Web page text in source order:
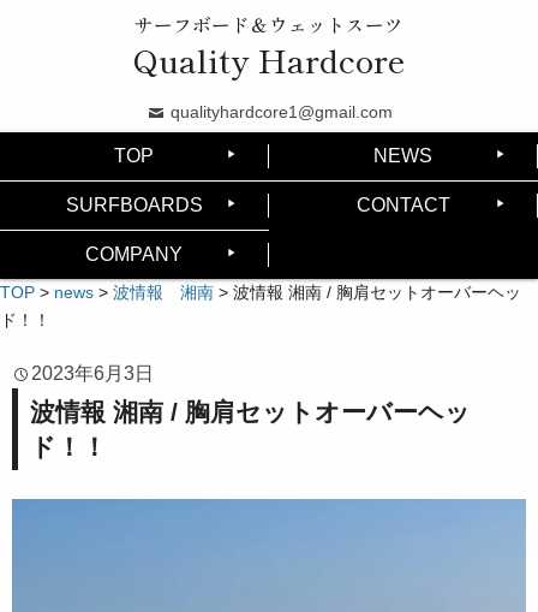
サーフボード＆ウェットスーツ
Quality Hardcore
qualityhardcore1@gmail.com
TOP NEWS
SURFBOARDS CONTACT
COMPANY
TOP > news > 波情報 湘南 > 波情報 湘南 / 胸肩セットオーバーヘッ
ド！！
2023年6月3日
波情報 湘南 / 胸肩セットオーバーヘッ
ド！！